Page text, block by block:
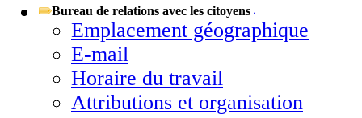
Bureau de relations avec les citoyens
Emplacement géographique
E-mail
Horaire du travail
Attributions et organisation